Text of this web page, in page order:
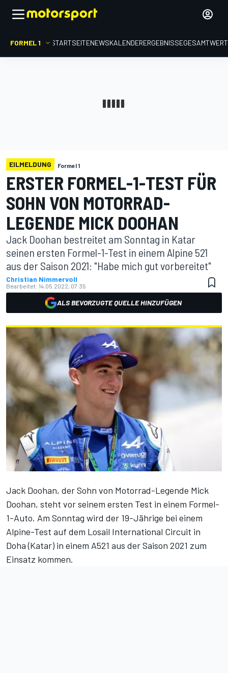
FORMEL 1 STARTSEITENEWSKALENDERERGEBNISSE
EILMELDUNG Formel 1
ERSTER FORMEL-1-TEST FÜR
SOHN VON MOTORRAD-
LEGENDE MICK DOOHAN
Jack Doohan bestreitet am Sonntag in Katar
seinen ersten Formel-1-Test in einem Alpine 521
aus der Saison 2021: "Habe mich gut vorbereitet"
Christian Nimmervoll
Bearbeitet: 14.05.2022, 07:35
ALS BEVORZUGTE QUELLE HINZUFÜGEN
Jack Doohan, der Sohn von Motorrad-Legende Mick
Doohan, steht vor seinem ersten Test in einem Formel-
1-Auto. Am Sonntag wird der 19-Jährige bei einem
Alpine-Test auf dem Losail International Circuit in
Doha (Katar) in einem A521 aus der Saison 2021 zum
Einsatz kommen.